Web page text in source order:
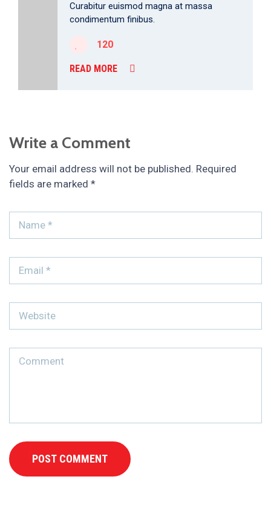
Curabitur euismod magna at massa
condimentum finibus.
120
READ MORE
Write a Comment
Your email address will not be published. Required
fields are marked *